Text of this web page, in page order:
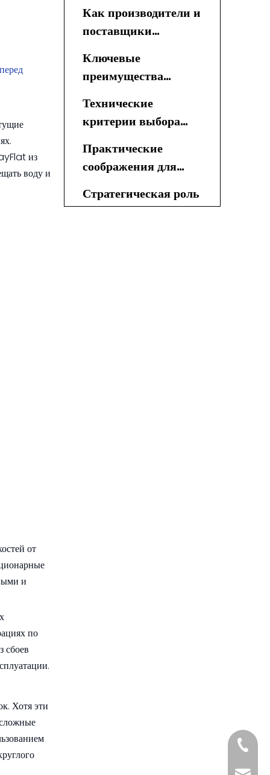
из
воду и
от
и
по
сбоев
Хотя эти
специалист по
обезвоживающим
шлангам из ТПУ
Как производители и
поставщики
шлангов повышают
ценность
Ключевые
преимущества
шлангов Lay Flat из
ТПУ
Технические
критерии выбора
шланга
Практические
соображения для
Стратегическая роль
Sunmoon на